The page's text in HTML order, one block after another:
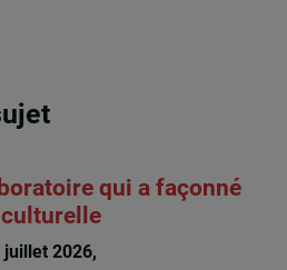
qui a façonné
2026,